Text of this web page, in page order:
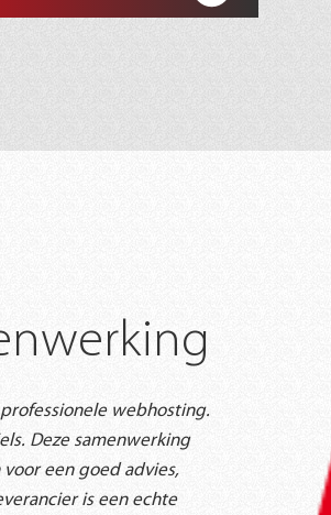
webhosting.
Deze samenwerking
een goed advies,
is een echte